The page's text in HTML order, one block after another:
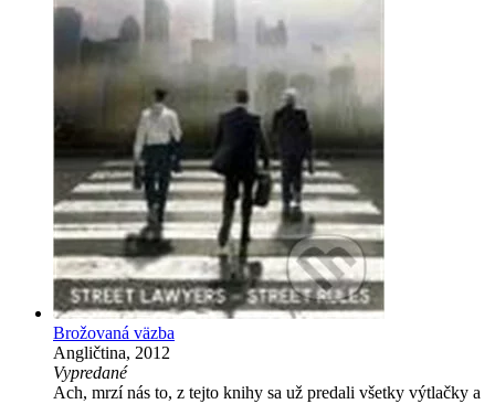
Brožovaná väzba
Angličtina, 2012
Vypredané
Ach, mrzí nás to, z tejto knihy sa už predali všetky výtlačky a